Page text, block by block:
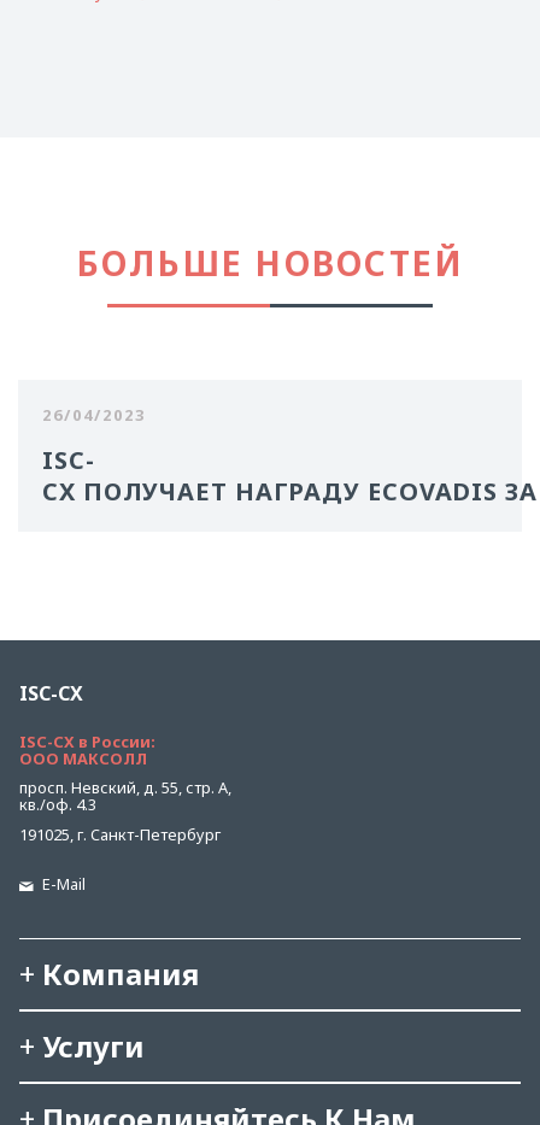
БОЛЬШЕ НОВОСТЕЙ
26/04/2023
ISC-
CX ПОЛУЧАЕТ НАГРАДУ ECOVADIS
ISC-CX
ISC-CX в России:
ООО МАКСОЛЛ
просп. Невский, д. 55, стр. А,
кв./оф. 4.3
191025, г. Санкт-Петербург
E-Mail
Компания
Услуги